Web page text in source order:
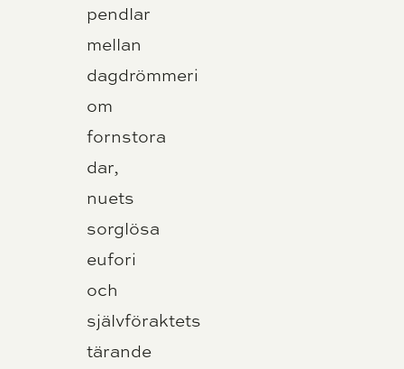
pendlar
mellan
dagdrömmeri
om
fornstora
dar,
nuets
sorglösa
eufori
och
självföraktets
tärande